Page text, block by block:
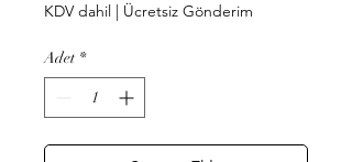
KDV dahil | Ücretsiz Gönderim
Adet *